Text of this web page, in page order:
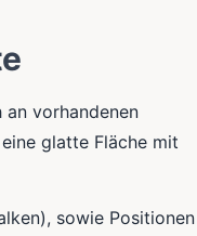
vorhandenen
glatte Fläche mit
sowie Positionen